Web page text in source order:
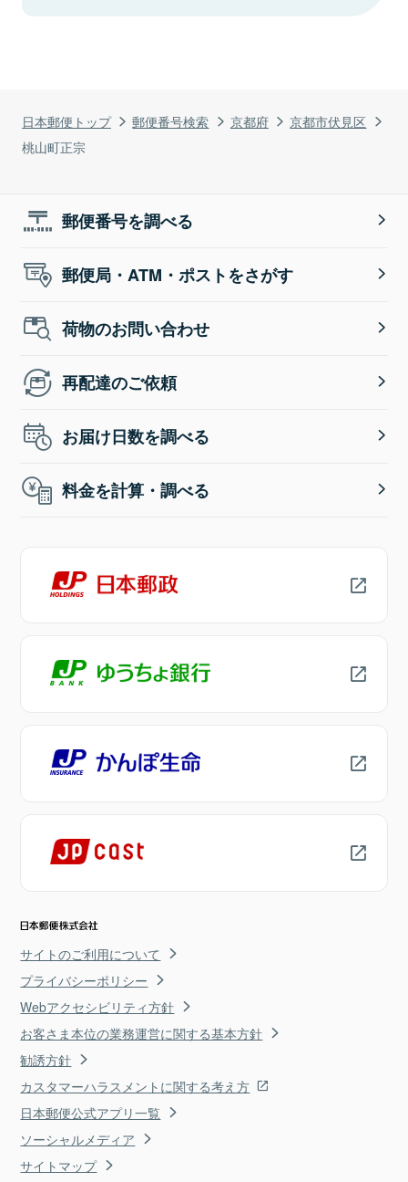
日本郵便トップ 郵便番号検索 京都府
京都市伏見区
桃山町正宗
郵便番号を調べる
郵便局・ATM・ポストをさがす
荷物のお問い合わせ
再配達のご依頼
お届け日数を調べる
料金を計算・調べる
サイトのご利用について
プライバシーポリシー
Webアクセシビリティ方針
お客さま本位の業務運営に関する基本方針
勧誘方針
カスタマーハラスメントに関する考え方
日本郵便公式アプリ一覧
ソーシャルメディア
サイトマップ